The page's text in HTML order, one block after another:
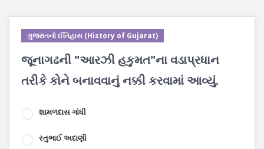
ગુજરાતનો ઈતિહાસ (History of Gujarat)
જૂનાગઢની "આરઝી હકુમત"ના વડાપ્રધાન
તરીકે કોને બનાવવાનું નક્કી કરવામાં આવ્યું.
શામળદાસ ગાંધી
રતુભાઈ અદાણી